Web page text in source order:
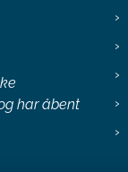
har åbent